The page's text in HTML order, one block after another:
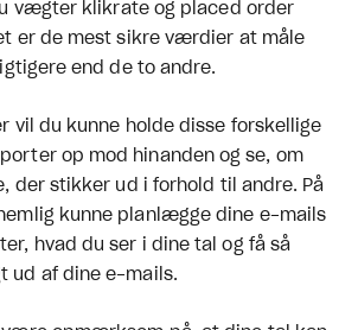
vægter klikrate og placed order
er de mest sikre værdier at måle
end de to andre.
vil du kunne holde disse forskellige
op mod hinanden og se, om
der stikker ud i forhold til andre. På
kunne planlægge dine e-mails
hvad du ser i dine tal og få så
ud af dine e-mails.